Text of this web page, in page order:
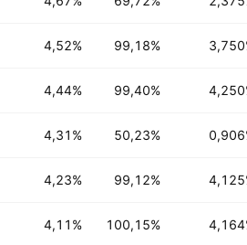
4,52% 99,18%
4,44% 99,40%
4,31% 50,23%
4,23% 99,12%
4,11% 100,15%